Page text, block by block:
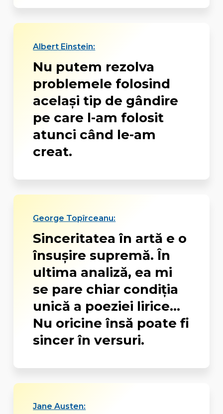
Albert Einstein:
Nu putem rezolva
problemele folosind
același tip de gândire
pe care l-am folosit
atunci când le-am
creat.
George Topîrceanu:
Sinceritatea în artă e o
însuşire supremă. În
ultima analiză, ea mi
se pare chiar condiţia
unică a poeziei lirice...
Nu oricine însă poate fi
sincer în versuri.
Jane Austen: